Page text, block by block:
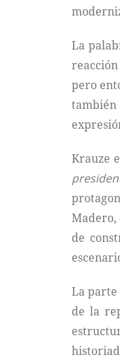
La
pero
también
Krauze
Madero,
de
La parte
de la